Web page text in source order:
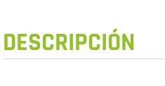
DESCRIPCIÓN